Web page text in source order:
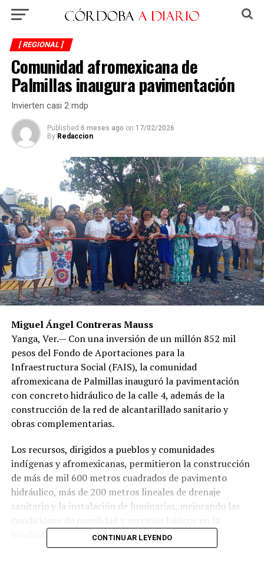
[ REGIONAL ]
Comunidad afromexicana de
Palmillas inaugura pavimentación
Invierten casi 2 mdp
Published 6 meses ago on 17/02/2026
By Redaccion
Miguel Ángel Contreras Mauss
Yanga, Ver.— Con una inversión de un millón 852 mil
pesos del Fondo de Aportaciones para la
Infraestructura Social (FAIS), la comunidad
afromexicana de Palmillas inauguró la pavimentación
con concreto hidráulico de la calle 4, además de la
construcción de la red de alcantarillado sanitario y
obras complementarias.
Los recursos, dirigidos a pueblos y comunidades
indígenas y afromexicanas, permitieron la construcción
de más de mil 600 metros cuadrados de pavimento
hidráulico, más de 200 metros lineales de drenaje
sanitario y la instalación de luminarias, mejorando las
CONTINUAR LEYENDO